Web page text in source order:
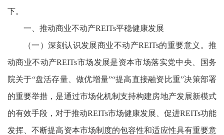
下。
一、推动商业不动产REITs平稳健康发展
（一）深刻认识发展商业不动产REITs的重要意义。推
动商业不动产REITs市场发展是资本市场落实党中央、国务
院关于“盘活存量、做优增量”“提高直接融资比重”决策部署
的重要举措，是通过市场化机制支持构建房地产发展新模式
的有效手段，对于推动REITs市场健康发展、促进REITs功能
发挥、不断提高资本市场制度的包容性和适应性具有重要意